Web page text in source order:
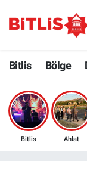
Bitlis Bölge
Bitlis Ahlat
Bölge
Çevre
Bitlis Trafik
Süper Lig